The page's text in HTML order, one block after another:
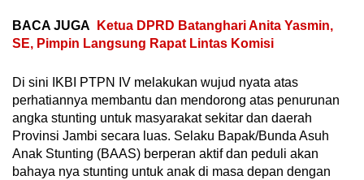
BACA JUGA
Ketua DPRD Batanghari Anita Yasmin,
SE, Pimpin Langsung Rapat Lintas Komisi
Di sini IKBI PTPN IV melakukan wujud nyata atas
perhatiannya membantu dan mendorong atas penurunan
angka stunting untuk masyarakat sekitar dan daerah
Provinsi Jambi secara luas. Selaku Bapak/Bunda Asuh
Anak Stunting (BAAS) berperan aktif dan peduli akan
bahaya nya stunting untuk anak di masa depan dengan